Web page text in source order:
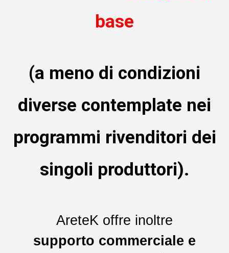
base
(a meno di condizioni
diverse contemplate nei
programmi rivenditori dei
singoli produttori).
AreteK offre inoltre
supporto commerciale e